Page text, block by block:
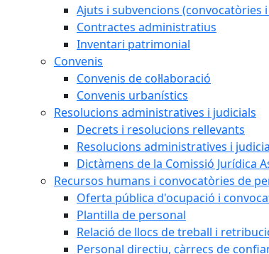
Ajuts i subvencions (convocatòries
Contractes administratius
Inventari patrimonial
Convenis
Convenis de col·laboració
Convenis urbanístics
Resolucions administratives i judicials
Decrets i resolucions rellevants
Resolucions administratives i
Dictàmens de la Comissió Jurídica
Recursos humans i convocatòries de
Oferta pública d'ocupació i
Plantilla de personal
Relació de llocs de treball i
Personal directiu, càrrecs de